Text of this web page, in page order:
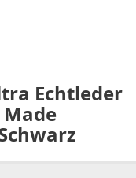
Echtleder
Made